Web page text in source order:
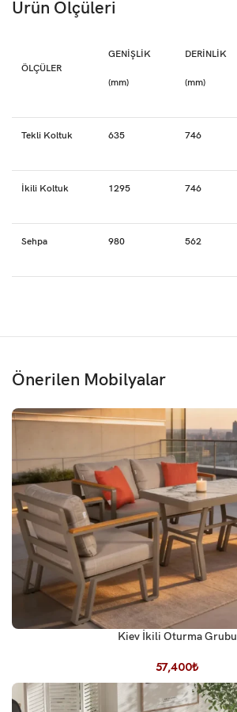
Ürün Ölçüleri
ÖLÇÜLER
GENİŞLİK
(mm)
DERİNLİK
(mm)
Tekli Koltuk 635 746
İkili Koltuk 1295 746
Sehpa 980 562
Önerilen Mobilyalar
Kiev İkili Oturma Grubu
57,400₺